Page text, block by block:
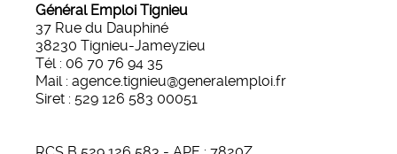
Général Emploi Tignieu
37 Rue du Dauphiné
38230 Tignieu-Jameyzieu
Tél : 06 70 76 94 35
Mail : agence.tignieu@generalemploi.fr
Siret : 529 126 583 00051